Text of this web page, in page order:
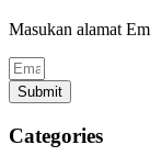
Masukan alamat
Submit
Categories